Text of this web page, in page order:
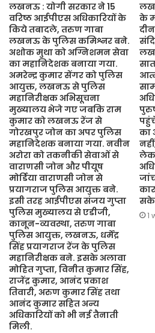
लखनऊ : योगी सरकार ने 15
वरिष्ठ आईपीएस अधिकारियों के
किये तबादले, तरुण गाबा
लखनऊ के पुलिस कमिश्नर बने.
अशोक मुथा को अग्निशमन सेवा
का महानिदेशक बनाया गया.
अमरेन्द्र कुमार सेंगर को पुलिस
आयुक्त, लखनऊ से पुलिस
महानिरीक्षक अभिसूचना
मुख्यालय भेजे गए जबकि राम
कुमार को लखनऊ रेंज से
गोरखपुर जोन का अपर पुलिस
महानिदेशक बनाया गया. नवीन
अरोरा को तकनीकी सेवाओं से
वाराणसी जोन और पीयूष
मोर्डिया वाराणसी जोन से
प्रयागराज पुलिस आयुक्त बने.
इसी तरह आईपीएस संजय गुप्ता
पुलिस मुख्यालय से एडीजी,
कानून-व्यवस्था, तरुण गाबा
पुलिस आयुक्त, लखनऊ, धर्मेंद्र
सिंह प्रयागराज रेंज के पुलिस
महानिरीक्षक बने. इसके अलावा
मोहित गुप्ता, विनीत कुमार सिंह,
राजेंद्र कुमार, आनंद प्रकाश
तिवारी, अरुण कुमार सिंह तथा
आनंद कुमार सहित अन्य
अधिकारियों को भी नई तैनाती
मिली.
के
का
1